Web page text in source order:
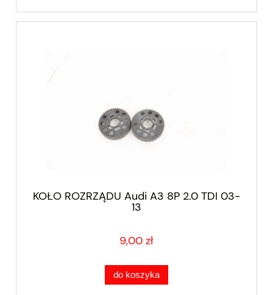
KOŁO ROZRZĄDU Audi A3 8P 2.0 TDI 03-
13
9,00 zł
do koszyka